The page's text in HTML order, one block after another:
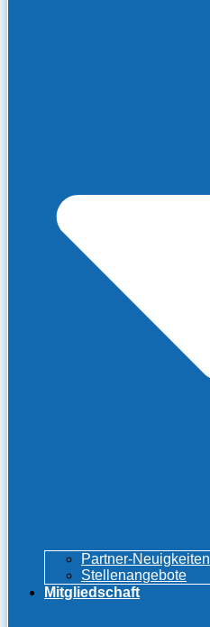
Partner-Neuigkeiten
Stellenangebote
Mitgliedschaft